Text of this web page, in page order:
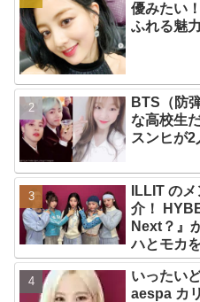
優みたい
ふれる魅
BTS（防
な高校生
スンヒが2
ILLIT の
介！
Next？』
ハとモカ
プ！ デビ
なりの大
いったい
aespa カ